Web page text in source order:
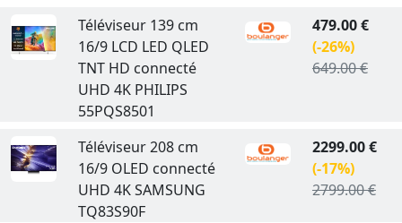
Téléviseur 139 cm
16/9 LCD LED QLED
TNT HD connecté
UHD 4K PHILIPS
55PQS8501
479.00 €
(-26%)
649.00 €
Téléviseur 208 cm
16/9 OLED connecté
UHD 4K SAMSUNG
TQ83S90F
2299.00 €
(-17%)
2799.00 €